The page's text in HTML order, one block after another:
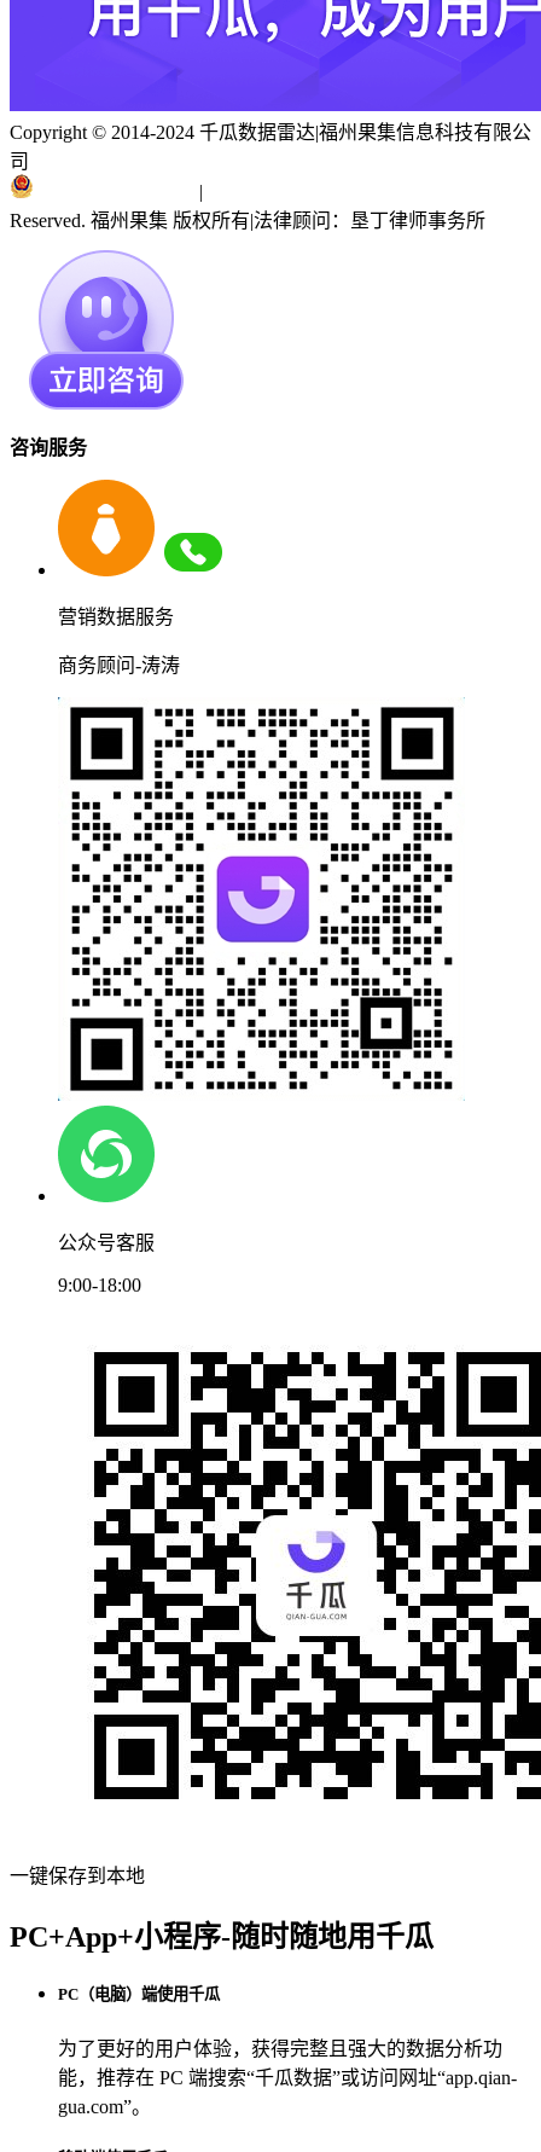
Copyright © 2014-2024 千瓜数据雷达|福州果集信息科技有限公
司
|
Reserved. 福州果集 版权所有|法律顾问：垦丁律师事务所
咨询服务
营销数据服务
商务顾问-涛涛
公众号客服
9:00-18:00
一键保存到本地
PC+App+小程序-随时随地用千瓜
PC（电脑）端使用千瓜
为了更好的用户体验，获得完整且强大的数据分析功
能，推荐在 PC 端搜索“千瓜数据”或访问网址“app.qian-
gua.com”。